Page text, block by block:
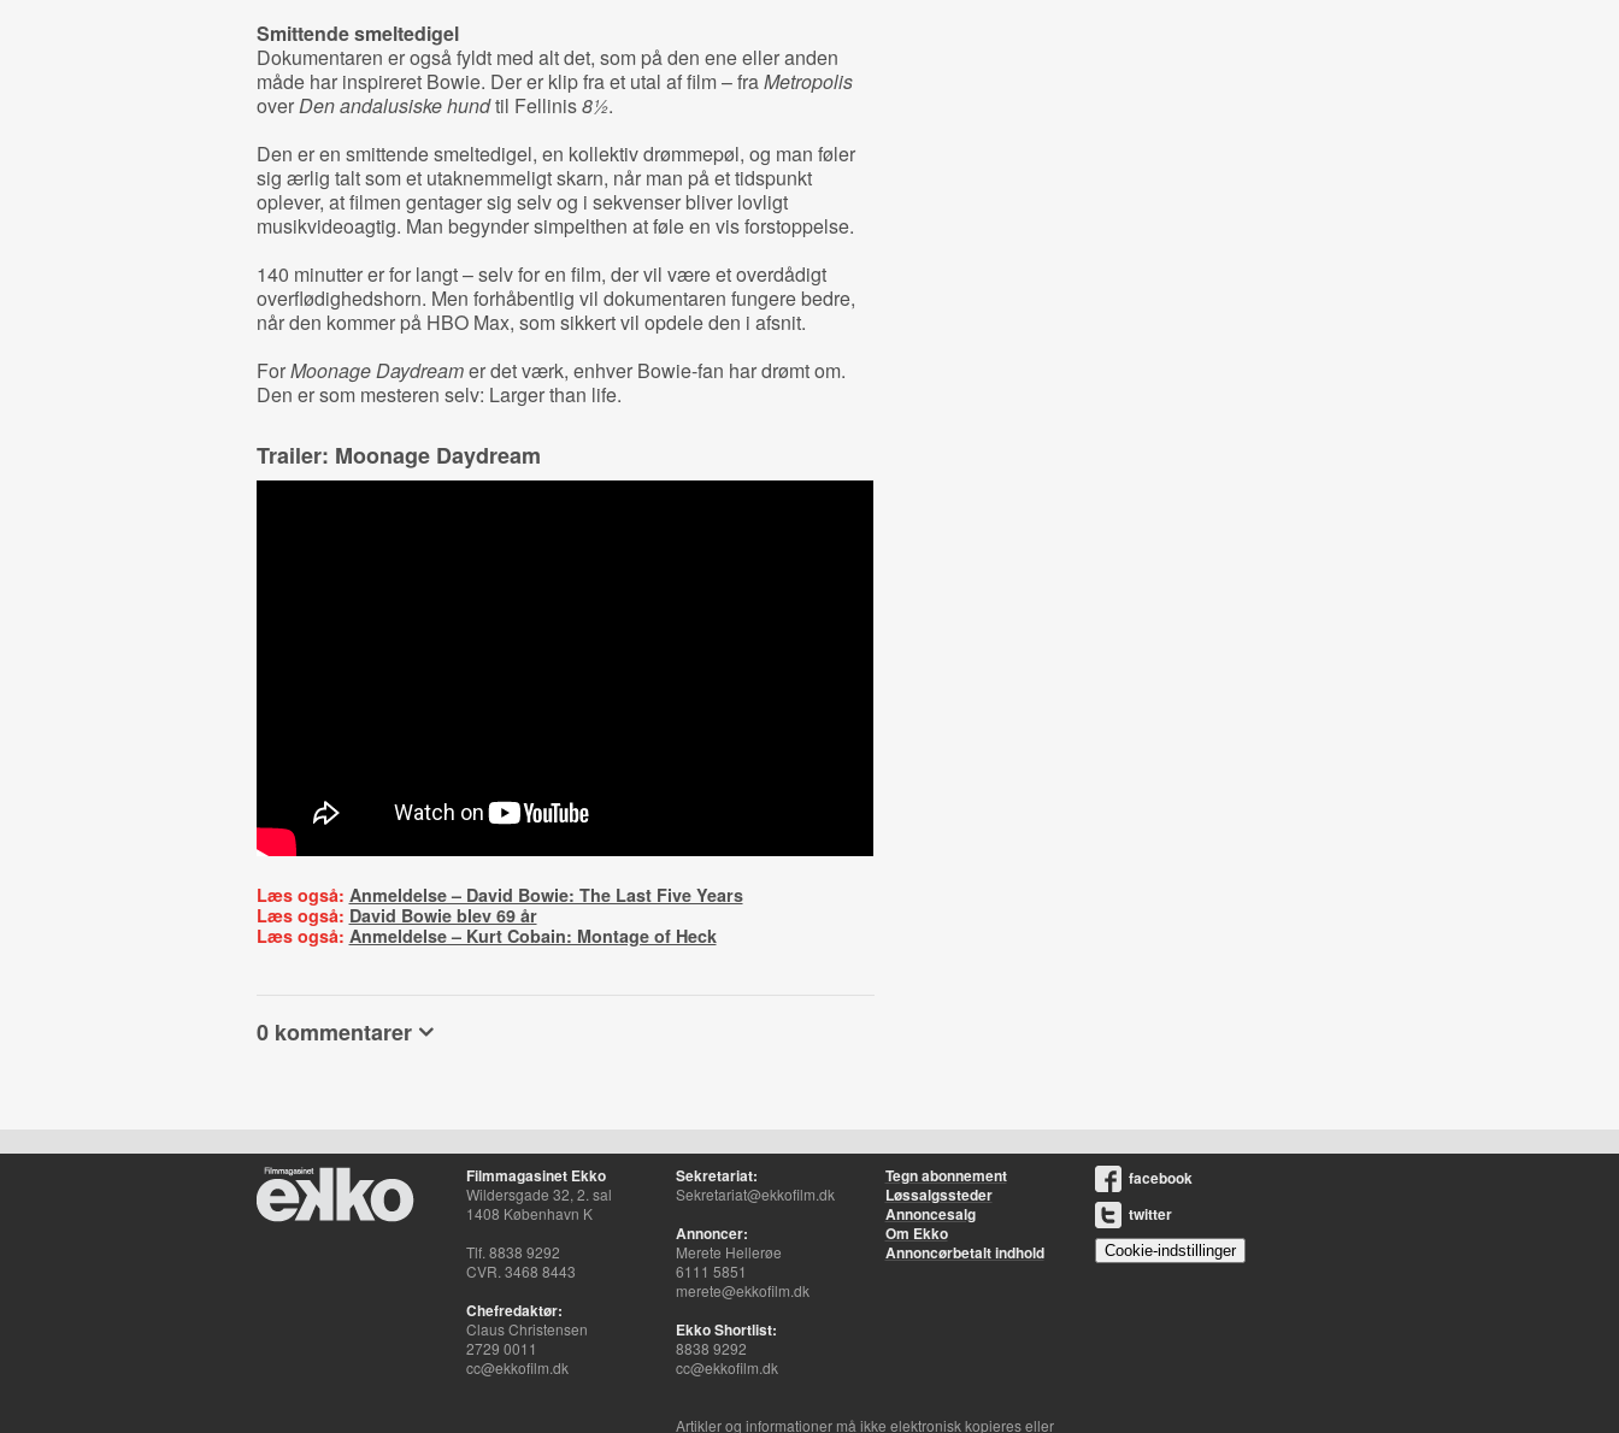
Smittende smeltedigel
Dokumentaren er også fyldt med alt det, som på den ene eller anden
måde har inspireret Bowie. Der er klip fra et utal af film – fraMetropolis
overDen andalusiske hundtil Fellinis8½.
Den er en smittende smeltedigel, en kollektiv drømmepøl, og man føler
sig ærlig talt som et utaknemmeligt skarn, når man på et tidspunkt
oplever, at filmen gentager sig selv og i sekvenser bliver lovligt
musikvideoagtig. Man begynder simpelthen at føle en vis forstoppelse.
140 minutter er for langt – selv for en film, der vil være et overdådigt
overflødighedshorn. Men forhåbentlig vil dokumentaren fungere bedre,
når den kommer på HBO Max, som sikkert vil opdele den i afsnit.
ForMoonage Daydreamer det værk, enhver Bowie-fan har drømt om.
Den er som mesteren selv: Larger than life.
Trailer: Moonage Daydream
Læs også: Anmeldelse – David Bowie: The Last Five Years
Læs også: David Bowie blev 69 år
Læs også: Anmeldelse – Kurt Cobain: Montage of Heck
0 kommentarer
Filmmagasinet Ekko
Wildersgade 32, 2. sal
1408 København K
Tlf. 8838 9292
CVR. 3468 8443
Chefredaktør:
Claus Christensen
2729 0011
cc@ekkofilm.dk
Sekretariat:
Sekretariat@ekkofilm.dk
Annoncer:
Merete Hellerøe
6111 5851
merete@ekkofilm.dk
Ekko Shortlist:
8838 9292
cc@ekkofilm.dk
Tegn abonnement
Løssalgssteder
Annoncesalg
Om Ekko
Annoncørbetalt indhold
facebook
twitter
Cookie-indstillinger
Artikler og informationer må ikke elektronisk kopieres eller